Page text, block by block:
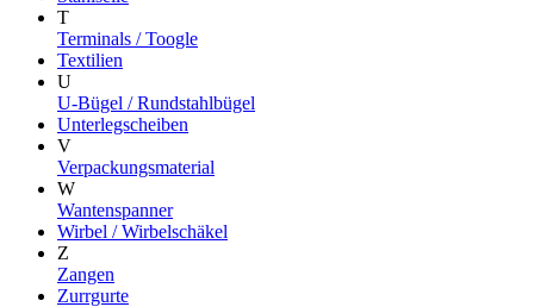
T
Terminals / Toogle
Textilien
U
U-Bügel / Rundstahlbügel
Unterlegscheiben
V
Verpackungsmaterial
W
Wantenspanner
Wirbel / Wirbelschäkel
Z
Zangen
Zurrgurte